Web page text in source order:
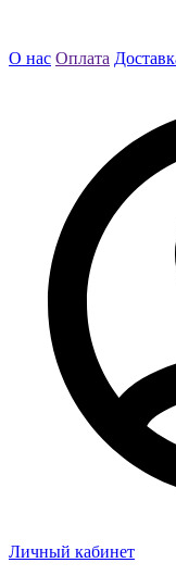
О нас Оплата
Личный кабинет